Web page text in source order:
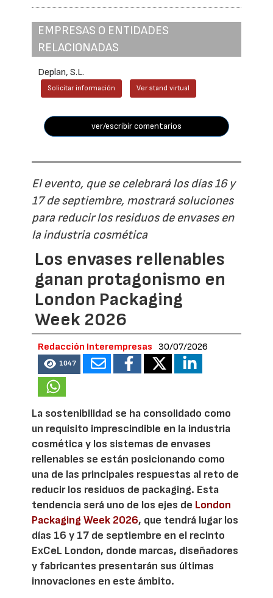
EMPRESAS O ENTIDADES
RELACIONADAS
Deplan, S.L.
Solicitar información Ver stand virtual
ver/escribir comentarios
El evento, que se celebrará los días 16 y
17 de septiembre, mostrará soluciones
para reducir los residuos de envases en
la industria cosmética
Los envases rellenables
ganan protagonismo en
London Packaging
Week 2026
Redacción Interempresas 30/07/2026
1047
La sostenibilidad se ha consolidado como
un requisito imprescindible en la industria
cosmética y los sistemas de envases
rellenables se están posicionando como
una de las principales respuestas al reto de
reducir los residuos de packaging. Esta
tendencia será uno de los ejes de London
Packaging Week 2026, que tendrá lugar los
días 16 y 17 de septiembre en el recinto
ExCeL London, donde marcas, diseñadores
y fabricantes presentarán sus últimas
innovaciones en este ámbito.